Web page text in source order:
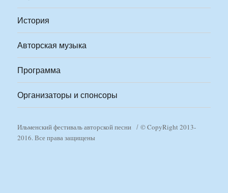
История
Авторская музыка
Программа
Организаторы и спонсоры
Ильменский фестиваль авторской песни
© CopyRight 2013-
2016. Все права защищены